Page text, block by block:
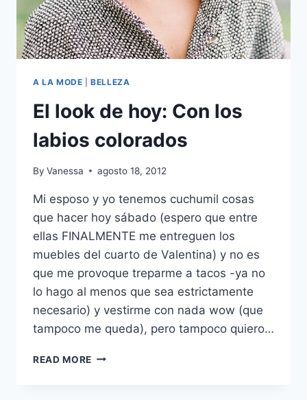
A LA MODE |BELLEZA
El look de hoy: Con los
labios colorados
By Vanessa agosto 18, 2012
Mi esposo y yo tenemos cuchumil cosas
que hacer hoy sábado (espero que entre
ellas FINALMENTE me entreguen los
muebles del cuarto de Valentina) y no es
que me provoque treparme a tacos -ya no
lo hago al menos que sea estrictamente
necesario) y vestirme con nada wow (que
tampoco me queda), pero tampoco quiero…
READ MORE EL